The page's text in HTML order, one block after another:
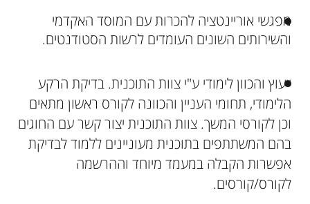
מפגשי אוריינטציה להכרות עם המוסד האקדמי
והשירותים השונים העומדים לרשות הסטודנטים.
ייעוץ והכוון לימודי ע"י צוות התוכנית. בדיקת הרקע
הלימודי, תחומי העניין והכוונה לקורס ראשון מתאים
וכן לקורסי המשך. צוות התוכנית יצור קשר עם החוגים
בהם המשתתפים בתוכנית מעוניינים ללמוד לבדיקת
אפשרות הקבלה במעמד מיוחד וההרשמה
לקורס/קורסים.